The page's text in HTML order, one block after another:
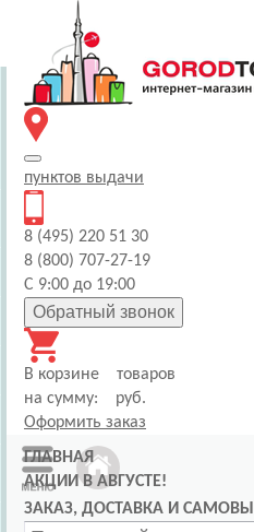
пунктов выдачи
8 (495) 220 51 30
8 (800) 707-27-19
С 9:00 до 19:00
Обратный звонок
В корзине
товаров
на сумму:
руб.
Оформить заказ
ГЛАВНАЯ
АКЦИИ В АВГУСТЕ!
ЗАКАЗ, ДОСТАВКА И